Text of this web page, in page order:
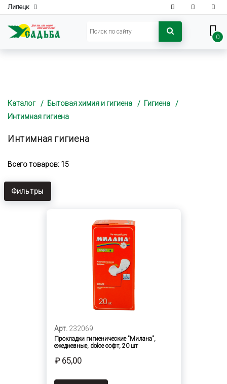
Липецк
0
Каталог Бытовая химия и гигиена
Гигиена
Интимная гигиена
Интимная гигиена
Всего товаров: 15
Фильтры
Арт. 232069
Прокладки гигиенические "Милана",
ежедневные, dolce софт, 20 шт
₽ 65,00